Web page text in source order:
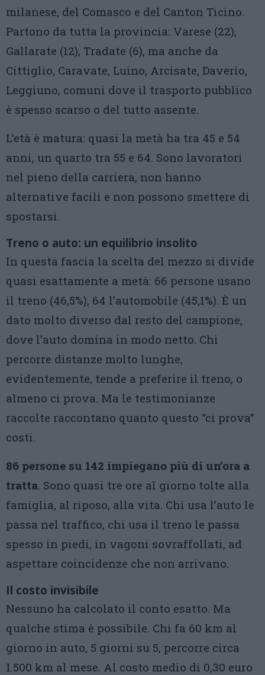
milanese, del Comasco e del Canton Ticino.
Partono da tutta la provincia: Varese (22),
Gallarate (12), Tradate (6), ma anche da
Cittiglio, Caravate, Luino, Arcisate, Daverio,
Leggiuno, comuni dove il trasporto pubblico
è spesso scarso o del tutto assente.
L’età è matura: quasi la metà ha tra 45 e 54
anni, un quarto tra 55 e 64. Sono lavoratori
nel pieno della carriera, non hanno
alternative facili e non possono smettere di
spostarsi.
Treno o auto: un equilibrio insolito
In questa fascia la scelta del mezzo si divide
quasi esattamente a metà: 66 persone usano
il treno (46,5%), 64 l’automobile (45,1%). È un
dato molto diverso dal resto del campione,
dove l’auto domina in modo netto. Chi
percorre distanze molto lunghe,
evidentemente, tende a preferire il treno, o
almeno ci prova. Ma le testimonianze
raccolte raccontano quanto questo “ci prova”
costi.
86 persone su 142 impiegano più di un’ora a
tratta. Sono quasi tre ore al giorno tolte alla
famiglia, al riposo, alla vita. Chi usa l’auto le
passa nel traffico, chi usa il treno le passa
spesso in piedi, in vagoni sovraffollati, ad
aspettare coincidenze che non arrivano.
Il costo invisibile
Nessuno ha calcolato il conto esatto. Ma
qualche stima è possibile. Chi fa 60 km al
giorno in auto, 5 giorni su 5, percorre circa
1.500 km al mese. Al costo medio di 0,30 euro